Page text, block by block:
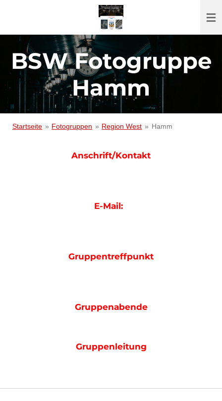
BSW Fotogruppe
Hamm
Startseite » Fotogruppen » Region West » Hamm
Anschrift/Kontakt
E-Mail:
Gruppentreffpunkt
Gruppenabende
Gruppenleitung